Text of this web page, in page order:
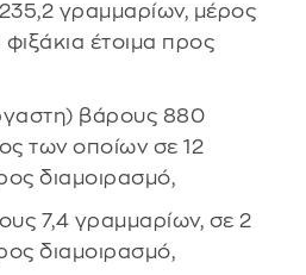
γραμμαρίων, μέρος
έτοιμα προς
βάρους 880
των οποίων σε 12
διαμοιρασμό,
7,4 γραμμαρίων, σε 2
διαμοιρασμό,